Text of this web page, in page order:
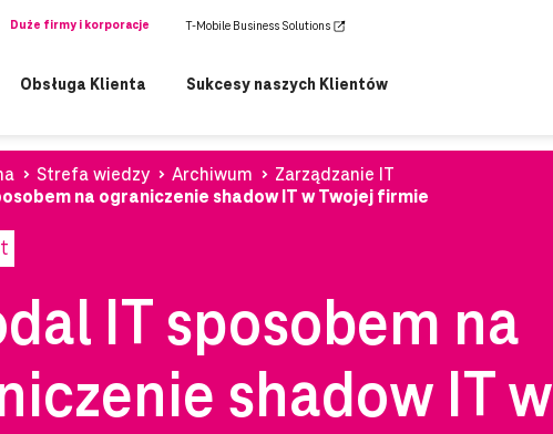
Duże firmy i korporacje T-Mobile Business Solutions
Obsługa Klienta Sukcesy naszych Klientów
Strefa wiedzy Archiwum
Zarządzanie IT
na ograniczenie shadow IT w Twojej firmie
IT sposobem na
shadow IT w